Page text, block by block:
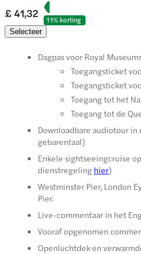
£ 41,32
11% korting
Selecteer
Dagpas voor Royal
Toegangsticket
Toegangsticket
Toegang tot het
Toegang tot de
Downloadbare audiotour
gebarentaal)
Enkele sightseeingcruise
dienstregeling hier)
Westminster Pier, London
Pier.
Live-commentaar in het
Vooraf opgenomen
Openluchtdek en